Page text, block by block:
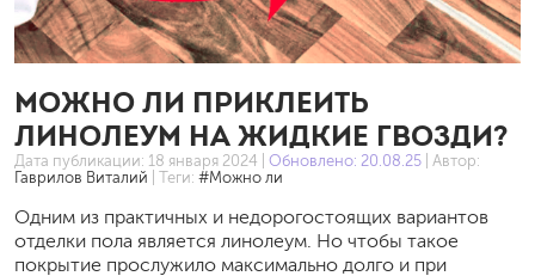
МОЖНО ЛИ ПРИКЛЕИТЬ
ЛИНОЛЕУМ НА ЖИДКИЕ ГВОЗДИ?
Дата публикации: 18 января 2024 Обновлено: 20.08.25 | Автор:
Гаврилов Виталий | Теги: #Можно ли
Одним из практичных и недорогостоящих вариантов
отделки пола является линолеум. Но чтобы такое
покрытие прослужило максимально долго и при